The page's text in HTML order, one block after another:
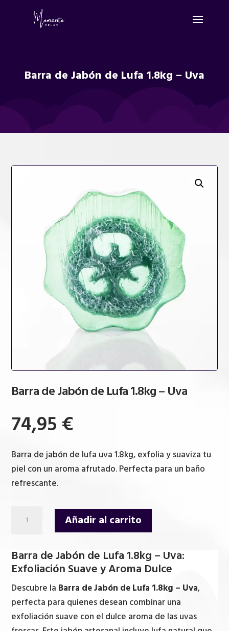
Barra de Jabón de Lufa 1.8kg – Uva
Barra de Jabón de Lufa 1.8kg – Uva
74,95€
Barra de jabón de lufa uva 1.8kg, exfolia y suaviza tu
piel con un aroma afrutado. Perfecta para un baño
refrescante.
de
Lufa
1.8kg
-
Uva
cantidad
Añadir al carrito
Barra de Jabón de Lufa 1.8kg – Uva:
Exfoliación Suave y Aroma Dulce
Descubre la Barra de Jabón de Lufa 1.8kg – Uva,
perfecta para quienes desean combinar una
exfoliación suave con el dulce aroma de las uvas